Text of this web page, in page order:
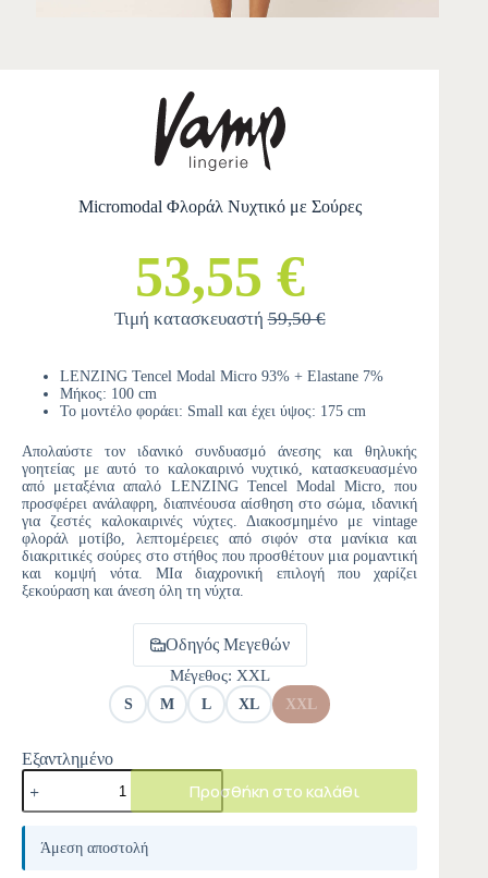
Micromodal Φλοράλ Νυχτικό με Σούρες
53,55 €
Τιμή κατασκευαστή59,50 €
LENZING Tencel Modal Micro 93% + Elastane 7%
Μήκος: 100 cm
Το μοντέλο φοράει: Small και έχει ύψος: 175 cm
Απολαύστε τον ιδανικό συνδυασμό άνεσης και θηλυκής
γοητείας με αυτό το καλοκαιρινό νυχτικό, κατασκευασμένο
από μεταξένια απαλό LENZING Tencel Modal Micro, που
προσφέρει ανάλαφρη, διαπνέουσα αίσθηση στο σώμα, ιδανική
για ζεστές καλοκαιρινές νύχτες. Διακοσμημένο με vintage
φλοράλ μοτίβο, λεπτομέρειες από σιφόν στα μανίκια και
διακριτικές σούρες στο στήθος που προσθέτουν μια ρομαντική
και κομψή νότα. ΜΙα διαχρονική επιλογή που χαρίζει
ξεκούραση και άνεση όλη τη νύχτα.
Οδηγός Μεγεθών
Μέγεθος: XXL
S M L XL XXL
Εξαντλημένο
Προσθήκη στο καλάθι
A
Άμεση αποστολή